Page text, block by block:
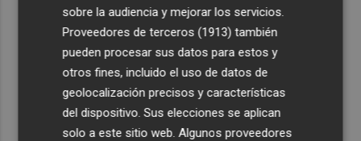
sobre la audiencia y mejorar los servicios.
Proveedores de terceros (1913) también
pueden procesar sus datos para estos y
otros fines, incluido el uso de datos de
geolocalización precisos y características
del dispositivo. Sus elecciones se aplican
solo a este sitio web. Algunos proveedores